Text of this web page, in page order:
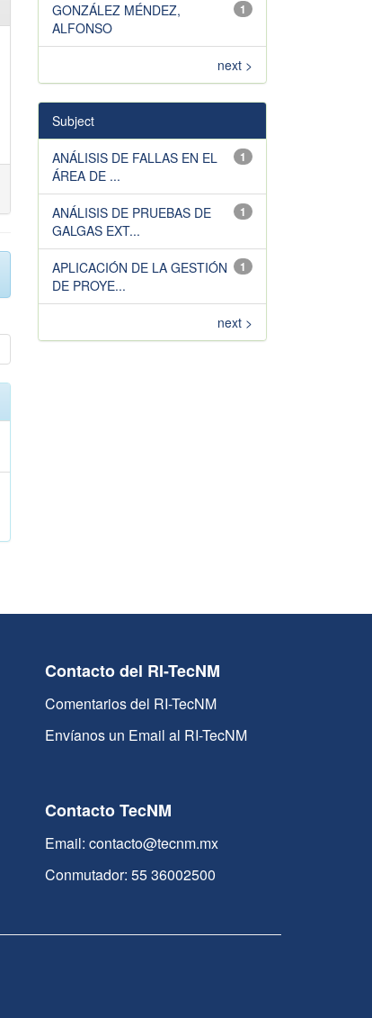
1
GONZÁLEZ MÉNDEZ,
ALFONSO
next >
Subject
1
ANÁLISIS DE FALLAS EN EL
ÁREA DE ...
1
ANÁLISIS DE PRUEBAS DE
GALGAS EXT...
1
APLICACIÓN DE LA GESTIÓN
DE PROYE...
next >
Contacto del RI-TecNM
Comentarios del RI-TecNM
Envíanos un Email al RI-TecNM
Contacto TecNM
Email: contacto@tecnm.mx
Conmutador: 55 36002500